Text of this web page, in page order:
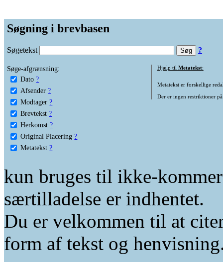
Søgning i brevbasen
Søgetekst ?
Søge-afgrænsning:
Dato ?
Afsender ?
Modtager ?
Brevtekst ?
Herkomst ?
Original Placering ?
Metatekst ?
Hjælp til Metatekst:
Metatekst er forskellige
Der er ingen restriktioner
kun bruges til ikke-
særtilladelse er indhentet.
Du er velkommen til at
form af tekst og